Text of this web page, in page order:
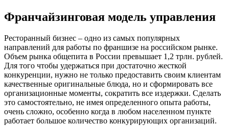
Франчайзинговая модель управления
Ресторанный бизнес – одно из самых популярных
направлений для работы по франшизе на российском рынке.
Объем рынка общепита в России превышает 1,2 трлн. рублей.
Для того чтобы удержаться при достаточно жесткой
конкуренции, нужно не только предоставить своим клиентам
качественные оригинальные блюда, но и сформировать все
организационные моменты, сократить все издержки. Сделать
это самостоятельно, не имея определенного опыта работы,
очень сложно, особенно когда в любом населенном пункте
работает большое количество конкурирующих организаций.